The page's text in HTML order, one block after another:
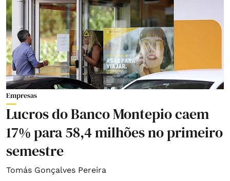
Empresas
Lucros do Banco Montepio caem
17% para 58,4 milhões no primeiro
semestre
Tomás Gonçalves Pereira